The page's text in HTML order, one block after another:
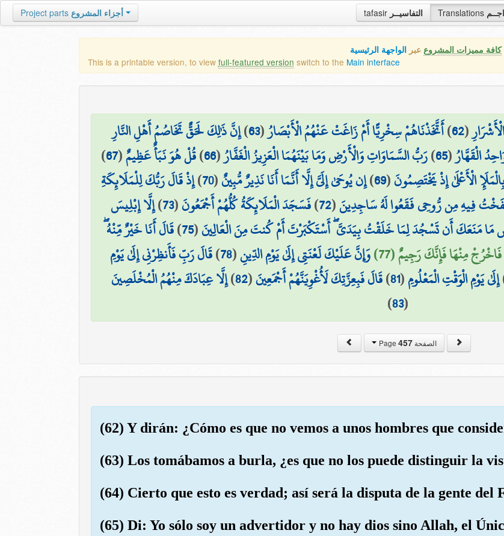
tafasir التفاسيــر Translations
Project parts أجزاء المشروع
كافة مميزات المشروع عبر الواجهة الرئيسية
This is a printable version, to view full-featured version switch to the Main interface
(
62
)أَتَّخَذْنَاهُمْ سِخْرِيًّا أَمْ زَاغَتْ عَنْهُمُ الْأَبْصَارُ(
63
)إِنَّ ذَٰلِكَ لَحَقٌّ تَخَاصُمُ أَهْلِ النَّارِ
الْقَهَّارُ(
65
)رَبُّ السَّمَاوَاتِ وَالْأَرْضِ وَمَا بَيْنَهُمَا الْعَزِيزُ الْغَفَّارُ(
66
)قُلْ هُوَ نَبَأٌ عَظِيمٌ(
67
)
الْأَعْلَىٰ إِذْ يَخْتَصِمُونَ(
69
)إِن يُوحَىٰ إِلَيَّ إِلَّا أَنَّمَا أَنَا نَذِيرٌ مُّبِينٌ(
70
)إِذْ قَالَ رَبُّكَ لِلْمَلَائِكَةِ
فِيهِ مِن رُّوحِي فَقَعُوا لَهُ سَاجِدِينَ(
72
)فَسَجَدَ الْمَلَائِكَةُ كُلُّهُمْ أَجْمَعُونَ(
73
)إِلَّا إِبْلِيسَ
مَا مَنَعَكَ أَن تَسْجُدَ لِمَا خَلَقْتُ بِيَدَيَّ ۖ أَسْتَكْبَرْتَ أَمْ كُنتَ مِنَ الْعَالِينَ(
75
)قَالَ أَنَا خَيْرٌ مِّنْهُ ۖ
مِنْهَا فَإِنَّكَ رَجِيمٌ (77) وَإِنَّ عَلَيْكَ لَعْنَتِي إِلَىٰ يَوْمِ الدِّينِ(
78
)قَالَ رَبِّ فَأَنظِرْنِي إِلَىٰ يَوْمِ
إِلَىٰ يَوْمِ الْوَقْتِ الْمَعْلُومِ(
81
)قَالَ فَبِعِزَّتِكَ لَأُغْوِيَنَّهُمْ أَجْمَعِينَ(
82
)إِلَّا عِبَادَكَ مِنْهُمُ الْمُخْلَصِينَ
(
83
)
الصفحة Page457
(62) Y dirán: ¿Cómo es que no vemos a unos hombres que
(63) Los tomábamos a burla, ¿es que no los puede distinguir la
(64) Cierto que esto es verdad; así será la disputa de la gente del
(65) Di: Yo sólo soy un advertidor y no hay dios sino Allah, el